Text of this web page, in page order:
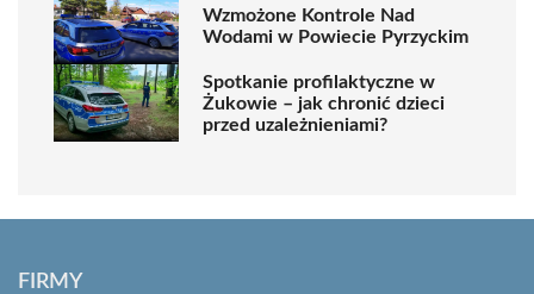
Wzmożone Kontrole Nad
Wodami w Powiecie Pyrzyckim
Spotkanie profilaktyczne w
Żukowie – jak chronić dzieci
przed uzależnieniami?
FIRMY